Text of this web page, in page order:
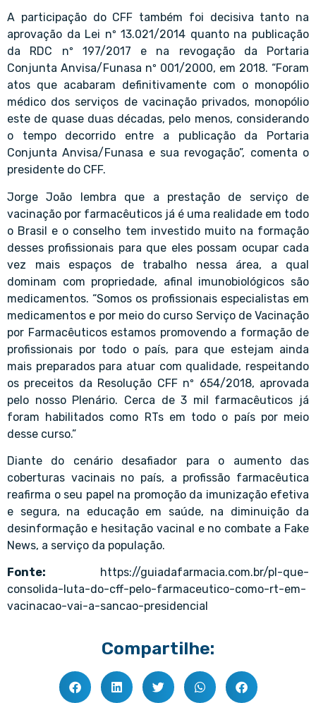
A participação do CFF também foi decisiva tanto na
aprovação da Lei nº 13.021/2014 quanto na publicação
da RDC nº 197/2017 e na revogação da Portaria
Conjunta Anvisa/Funasa nº 001/2000, em 2018. “Foram
atos que acabaram definitivamente com o monopólio
médico dos serviços de vacinação privados, monopólio
este de quase duas décadas, pelo menos, considerando
o tempo decorrido entre a publicação da Portaria
Conjunta Anvisa/Funasa e sua revogação”, comenta o
presidente do CFF.
Jorge João lembra que a prestação de serviço de
vacinação por farmacêuticos já é uma realidade em todo
o Brasil e o conselho tem investido muito na formação
desses profissionais para que eles possam ocupar cada
vez mais espaços de trabalho nessa área, a qual
dominam com propriedade, afinal imunobiológicos são
medicamentos. “Somos os profissionais especialistas em
medicamentos e por meio do curso Serviço de Vacinação
por Farmacêuticos estamos promovendo a formação de
profissionais por todo o país, para que estejam ainda
mais preparados para atuar com qualidade, respeitando
os preceitos da Resolução CFF nº 654/2018, aprovada
pelo nosso Plenário. Cerca de 3 mil farmacêuticos já
foram habilitados como RTs em todo o país por meio
desse curso.”
Diante do cenário desafiador para o aumento das
coberturas vacinais no país, a profissão farmacêutica
reafirma o seu papel na promoção da imunização efetiva
e segura, na educação em saúde, na diminuição da
desinformação e hesitação vacinal e no combate a Fake
News, a serviço da população.
Fonte:
https://guiadafarmacia.com.br/pl-que-
consolida-luta-do-cff-pelo-farmaceutico-como-rt-em-
vacinacao-vai-a-sancao-presidencial
Compartilhe: